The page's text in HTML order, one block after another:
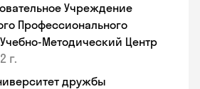
Учреждение
Профессионального
Методический Центр
г.
дружбы